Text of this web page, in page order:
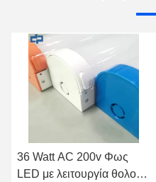
36 Watt AC 200v Φως
LED με λειτουργία θολού